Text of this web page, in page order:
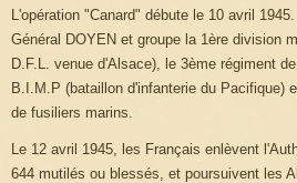
L'opération "Canard" débute le 10 avril
Général DOYEN et groupe la 1ère division
D.F.L. venue d'Alsace), le 3ème régiment
B.I.M.P (bataillon d'infanterie du Pacifique)
de fusiliers marins.
Le 12 avril 1945, les Français enlèvent
644 mutilés ou blessés, et poursuivent les